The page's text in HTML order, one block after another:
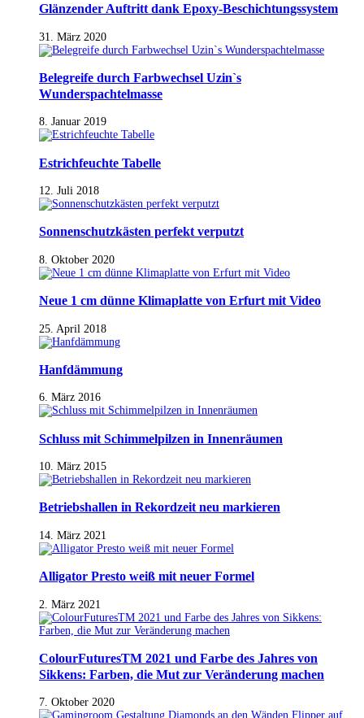
Glänzender Auftritt dank Epoxy-Beschichtungssystem
31. März 2020
Belegreife durch Farbwechsel Uzin`s
Wunderspachtelmasse
8. Januar 2019
Estrichfeuchte Tabelle
12. Juli 2018
Sonnenschutzkästen perfekt verputzt
8. Oktober 2020
Neue 1 cm dünne Klimaplatte von Erfurt mit Video
25. April 2018
Hanfdämmung
6. März 2016
Schluss mit Schimmelpilzen in Innenräumen
10. März 2015
Betriebshallen in Rekordzeit neu markieren
14. März 2021
Alligator Presto weiß mit neuer Formel
2. März 2021
ColourFuturesTM 2021 und Farbe des Jahres von
Sikkens: Farben, die Mut zur Veränderung machen
7. Oktober 2020